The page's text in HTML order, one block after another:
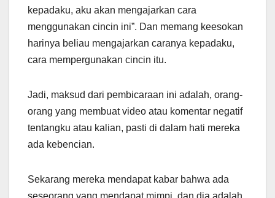
kepadaku, aku akan mengajarkan cara
menggunakan cincin ini”. Dan memang keesokan
harinya beliau mengajarkan caranya kepadaku,
cara mempergunakan cincin itu.
Jadi, maksud dari pembicaraan ini adalah, orang-
orang yang membuat video atau komentar negatif
tentangku atau kalian, pasti di dalam hati mereka
ada kebencian.
Sekarang mereka mendapat kabar bahwa ada